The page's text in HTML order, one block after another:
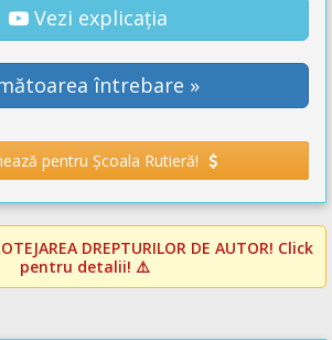
Vezi explicația
întrebare »
pentru Școala Rutieră!
DREPTURILOR DE AUTOR! Click
pentru detalii! ⚠️